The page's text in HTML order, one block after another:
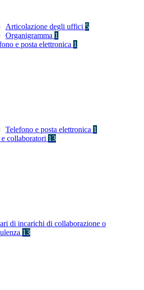
Articolazione degli uffici 5
Organigramma 1
e posta elettronica 1
Telefono e posta elettronica 1
collaboratori 13
di incarichi di collaborazione o
13